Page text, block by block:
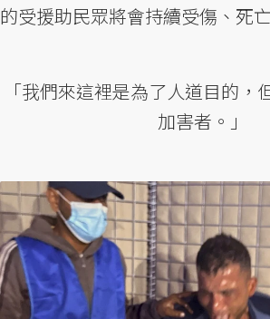
的受援助民眾將會持續受傷、死
「我們來這裡是為了人道目的，
加害者。」